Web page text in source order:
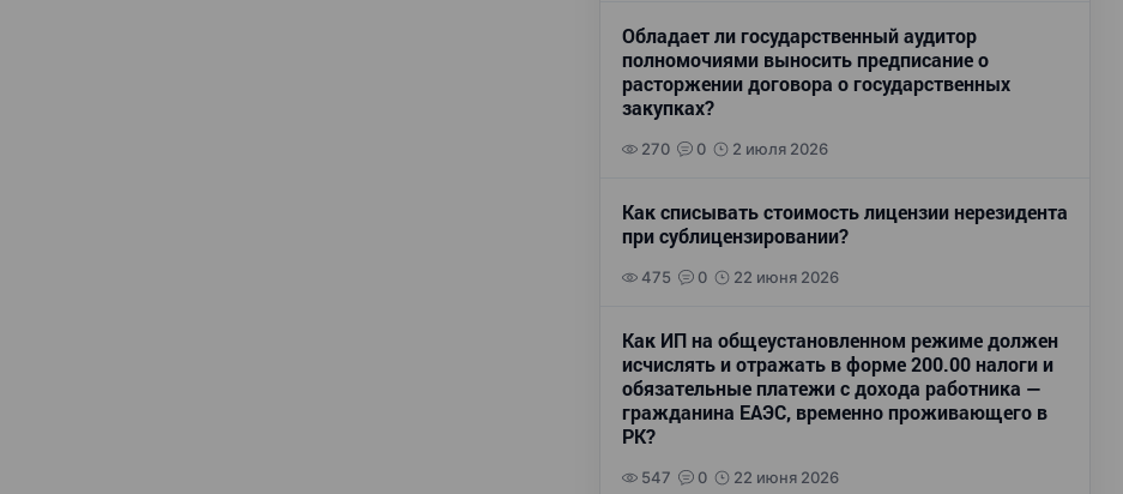
Обладает ли государственный аудитор
полномочиями выносить предписание о
расторжении договора о государственных
закупках?
270 0 2 июля 2026
Как списывать стоимость лицензии нерезидента
при сублицензировании?
475 0 22 июня 2026
Как ИП на общеустановленном режиме должен
исчислять и отражать в форме 200.00 налоги и
обязательные платежи с дохода работника —
гражданина ЕАЭС, временно проживающего в
РК?
547 0 22 июня 2026